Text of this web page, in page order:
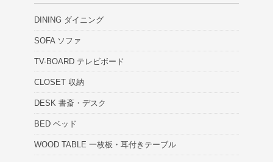
DINING ダイニング
SOFA ソファ
TV-BOARD テレビボード
CLOSET 収納
DESK 書斎・デスク
BED ベッド
WOOD TABLE 一枚板・耳付きテーブル